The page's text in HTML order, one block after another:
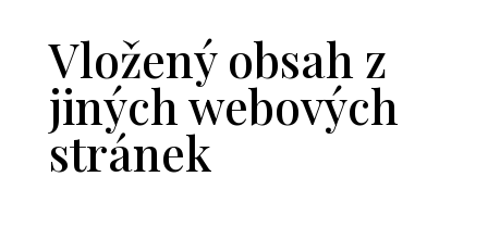
Vložený obsah z
jiných webových
stránek